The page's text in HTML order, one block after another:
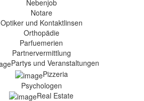
Nebenjob
Notare
Optiker und Kontaktlinsen
Orthopädie
Parfuemerien
Partnervermittlung
Partys und Veranstaltungen
Pizzeria
Psychologen
Real Estate